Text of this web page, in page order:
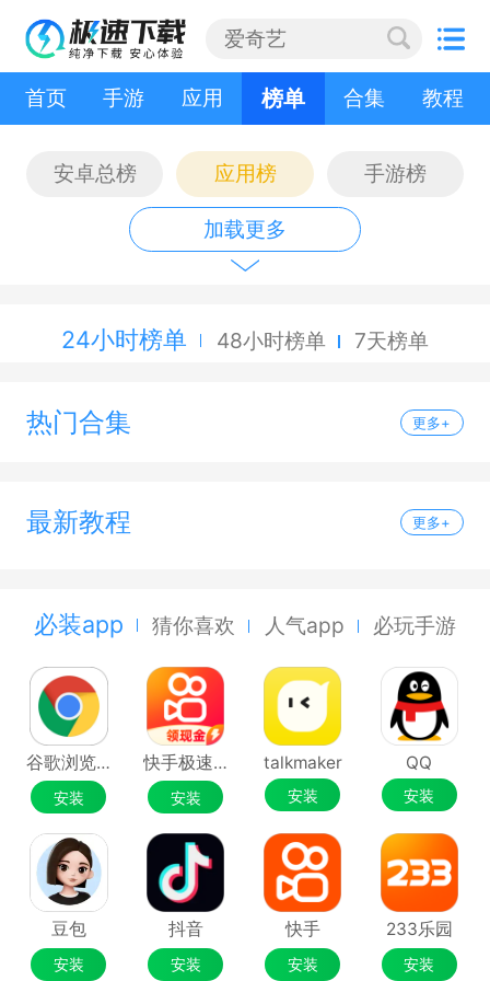
首页 手游 应用 榜单 合集 教程
安卓总榜 应用榜 手游榜
加载更多
24小时榜单 48小时榜单 7天榜单
热门合集 更多+
最新教程 更多+
必装app 猜你喜欢 人气app 必玩手游
谷歌浏览器Google Chrome
安装
快手极速版
安装
talkmaker
安装
QQ
安装
豆包
安装
抖音
安装
快手
安装
233乐园
安装